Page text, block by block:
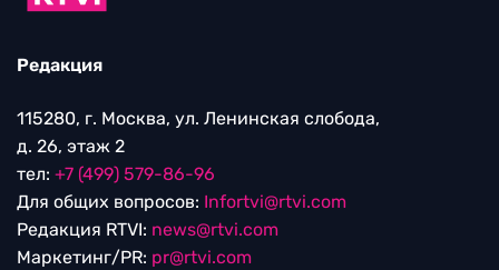
Редакция
115280, г. Москва, ул. Ленинская слобода,
д. 26, этаж 2
тел: +7 (499) 579-86-96
Для общих вопросов: Infortvi@rtvi.com
Редакция RTVI: news@rtvi.com
Маркетинг/PR: pr@rtvi.com